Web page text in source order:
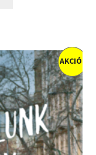
AKCIÓ!